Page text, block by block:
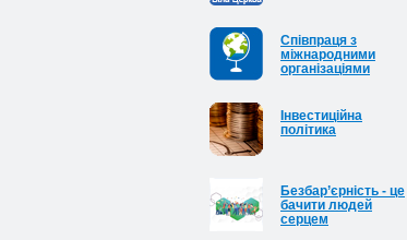
Співпраця з
міжнародними
організаціями
Інвестиційна
політика
Безбар’єрність - це
бачити людей
серцем